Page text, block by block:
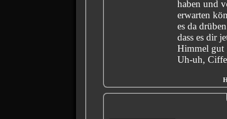
haben und
erwarten können.
es da
dass es dir
Himmel gut
Uh-uh,